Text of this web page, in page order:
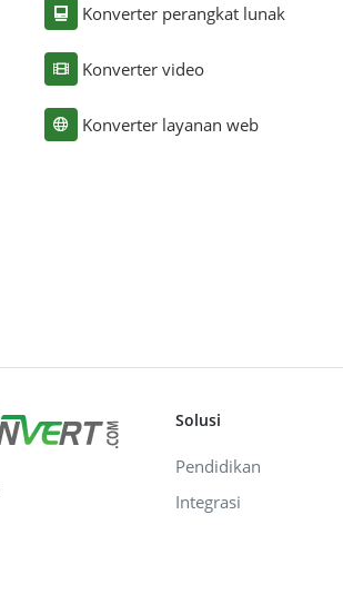
Konverter perangkat lunak
Konverter video
Konverter layanan web
Solusi
Pendidikan
Integrasi